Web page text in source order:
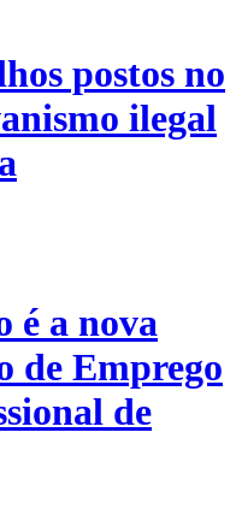
postos no
ilegal
é a nova
de Emprego
de